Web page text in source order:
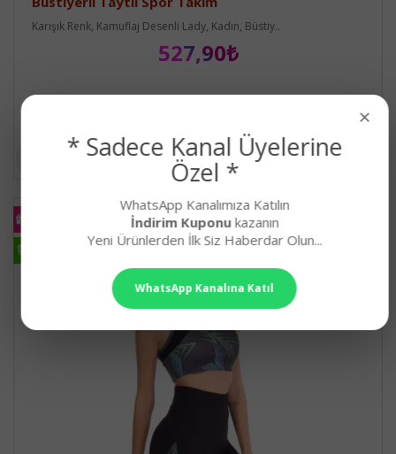
Karışık Renk, Kamuflaj Desenli Lady, Kadın, Büstiy..
527,90₺
×
* Sadece Kanal Üyelerine
Özel *
WhatsApp Kanalımıza Katılın
İndirim Kuponukazanın
Yeni Ürünlerden İlk Siz Haberdar Olun...
WhatsApp Kanalına Katıl